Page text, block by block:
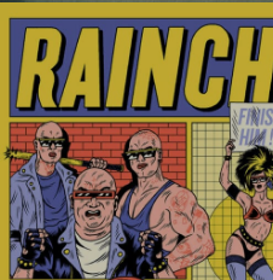
Lire
suite
→